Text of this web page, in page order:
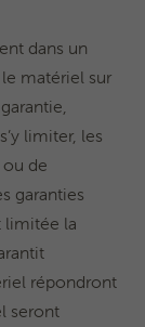
dans un
matériel sur
limiter, les
de
garanties
limitée la
répondront
seront